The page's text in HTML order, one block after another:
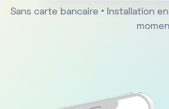
Sans carte bancaire • Installation